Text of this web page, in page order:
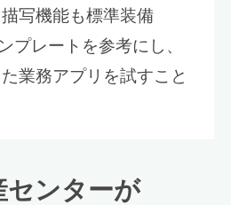
写機能も標準装備
プレートを参考にし、
業務アプリを試すこと
センターが